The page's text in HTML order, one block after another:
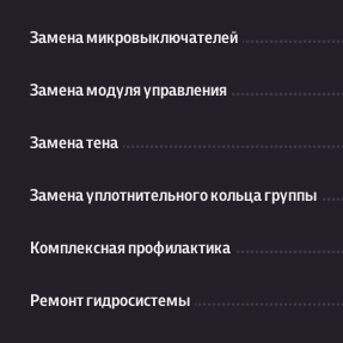
Замена микровыключателей
Замена модуля управления
Замена тена
Замена уплотнительного кольца группы
Комплексная профилактика
Ремонт гидросистемы